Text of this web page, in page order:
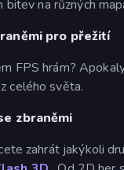
bitev na různých
pro přežití
FPS hrám?
celého světa.
zbraněmi
zahrát jakýkoli